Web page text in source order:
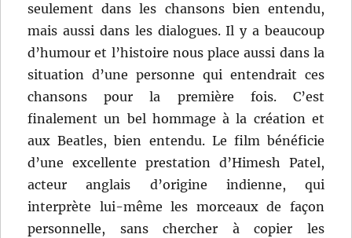
seulement dans les chansons bien entendu,
mais aussi dans les dialogues. Il y a beaucoup
d’humour et l’histoire nous place aussi dans la
situation d’une personne qui entendrait ces
chansons pour la première fois. C’est
finalement un bel hommage à la création et
aux Beatles, bien entendu. Le film bénéficie
d’une excellente prestation d’Himesh Patel,
acteur anglais d’origine indienne, qui
interprète lui-même les morceaux de façon
personnelle, sans chercher à copier les